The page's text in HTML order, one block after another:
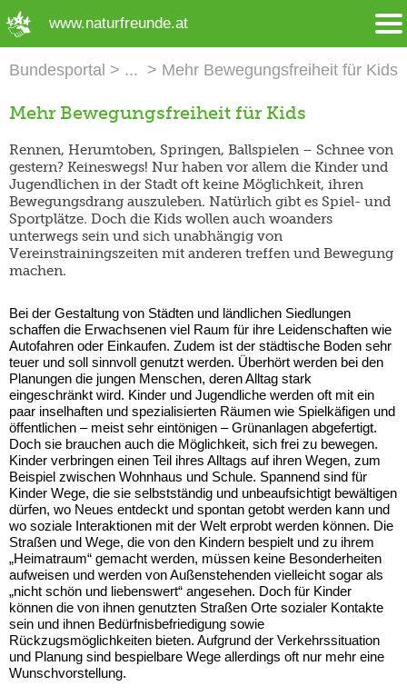
www.naturfreunde.at
Bundesportal Mehr Bewegungsfreiheit für Kids
Mehr Bewegungsfreiheit für Kids
Rennen, Herumtoben, Springen, Ballspielen – Schnee von
gestern? Keineswegs! Nur haben vor allem die Kinder und
Jugendlichen in der Stadt oft keine Möglichkeit, ihren
Bewegungsdrang auszuleben. Natürlich gibt es Spiel- und
Sportplätze. Doch die Kids wollen auch woanders
unterwegs sein und sich unabhängig von
Vereinstrainingszeiten mit anderen treffen und Bewegung
machen.
Bei der Gestaltung von Städten und ländlichen Siedlungen
schaffen die Erwachsenen viel Raum für ihre Leidenschaften wie
Autofahren oder Einkaufen. Zudem ist der städtische Boden sehr
teuer und soll sinnvoll genutzt werden. Überhört werden bei den
Planungen die jungen Menschen, deren Alltag stark
eingeschränkt wird. Kinder und Jugendliche werden oft mit ein
paar inselhaften und spezialisierten Räumen wie Spielkäfigen und
öffentlichen – meist sehr eintönigen – Grünanlagen abgefertigt.
Doch sie brauchen auch die Möglichkeit, sich frei zu bewegen.
Kinder verbringen einen Teil ihres Alltags auf ihren Wegen, zum
Beispiel zwischen Wohnhaus und Schule. Spannend sind für
Kinder Wege, die sie selbstständig und unbeaufsichtigt bewältigen
dürfen, wo Neues entdeckt und spontan getobt werden kann und
wo soziale Interaktionen mit der Welt erprobt werden können. Die
Straßen und Wege, die von den Kindern bespielt und zu ihrem
„Heimatraum“ gemacht werden, müssen keine Besonderheiten
aufweisen und werden von Außenstehenden vielleicht sogar als
„nicht schön und liebenswert“ angesehen. Doch für Kinder
können die von ihnen genutzten Straßen Orte sozialer Kontakte
sein und ihnen Bedürfnisbefriedigung sowie
Rückzugsmöglichkeiten bieten. Aufgrund der Verkehrssituation
und Planung sind bespielbare Wege allerdings oft nur mehr eine
Wunschvorstellung.